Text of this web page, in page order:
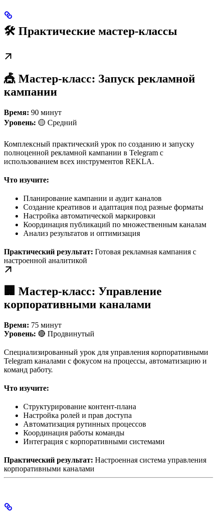
🛠️ Практические мастер-классы
🎪 Мастер-класс: Запуск рекламной
кампании
Время: 90 минут
Уровень: 🟡 Средний
Комплексный практический урок по созданию и запуску
полноценной рекламной кампании в Telegram с
использованием всех инструментов REKLA.
Что изучите:
Планирование кампании и аудит каналов
Создание креативов и адаптация под разные форматы
Настройка автоматической маркировки
Координация публикаций по множественным каналам
Анализ результатов и оптимизация
Практический результат: Готовая рекламная кампания с
настроенной аналитикой
🏢 Мастер-класс: Управление
корпоративными каналами
Время: 75 минут
Уровень: 🔴 Продвинутый
Специализированный урок для управления корпоративными
Telegram каналами с фокусом на процессы, автоматизацию и
команд работу.
Что изучите:
Структурирование контент-плана
Настройка ролей и прав доступа
Автоматизация рутинных процессов
Координация работы команды
Интеграция с корпоративными системами
Практический результат: Настроенная система управления
корпоративными каналами